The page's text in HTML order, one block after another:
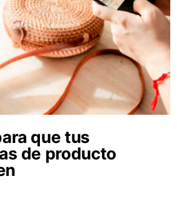
que tus
de producto